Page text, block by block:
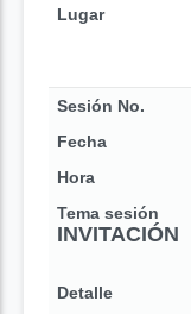
Lugar
Sesión No.
Fecha
Hora
Tema sesión
INVITACIÓN
Detalle